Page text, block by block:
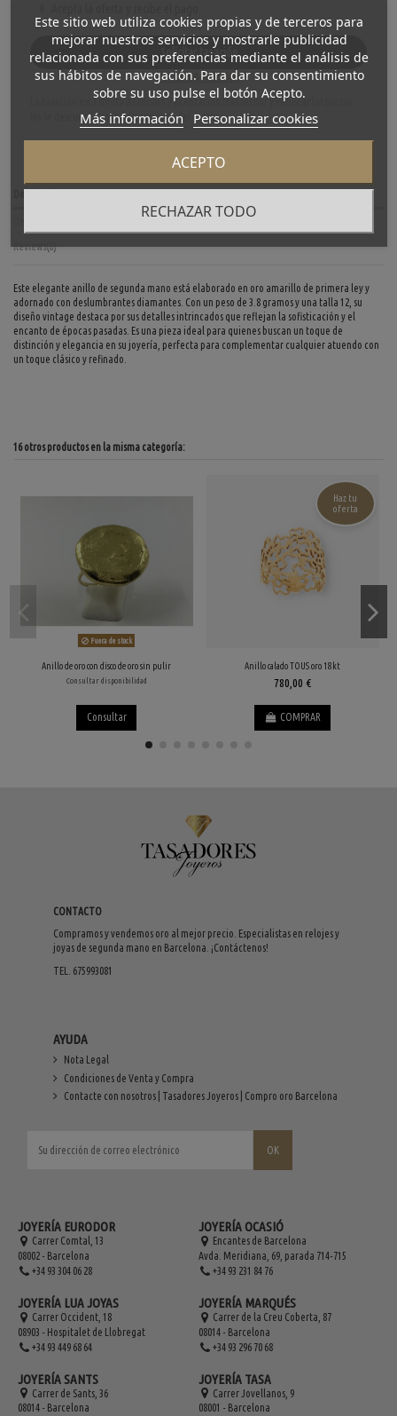
Solicitar tasación
Ver cómo funciona
La tasación está sujeta a revisión y aceptación tras recibir y verificar las piezas.
No se descuenta automáticamente del carrito.
Reviews(0)
Este elegante anillo de segunda mano está elaborado en oro amarillo de primera ley y
adornado con deslumbrantes diamantes. Con un peso de 3.8 gramos y una talla 12, su
diseño vintage destaca por sus detalles intrincados que reflejan la sofisticación y el
encanto de épocas pasadas. Es una pieza ideal para quienes buscan un toque de
distinción y elegancia en su joyería, perfecta para complementar cualquier atuendo con
un toque clásico y refinado.
16 otros productos en la misma categoría:
Fuera de stock
Anillo de oro con disco de oro sin pulir
Consultar disponibilidad
Consultar
Anillo calado TOUS oro 18kt
780,00 €
COMPRAR
Haz tu
oferta
CONTACTO
Compramos y vendemos oro al mejor precio. Especialistas en relojes y
joyas de segunda mano en Barcelona. ¡Contáctenos!
TEL. 675993081
AYUDA
Nota Legal
Condiciones de Venta y Compra
Contacte con nosotros | Tasadores Joyeros | Compro oro Barcelona
JOYERÍA EURODOR
Carrer Comtal, 13
08002 - Barcelona
+34 93 304 06 28
JOYERÍA LUA JOYAS
Carrer Occident, 18
08903 - Hospitalet de Llobregat
+34 93 449 68 64
JOYERÍA SANTS
Carrer de Sants, 36
08014 - Barcelona
JOYERÍA OCASIÓ
Encantes de Barcelona
Avda. Meridiana, 69, parada 714-715
+34 93 231 84 76
JOYERÍA MARQUÉS
Carrer de la Creu Coberta, 87
08014 - Barcelona
+34 93 296 70 68
JOYERÍA TASA
Carrer Jovellanos, 9
08001 - Barcelona
Este sitio web utiliza cookies propias y de terceros para
mejorar nuestros servicios y mostrarle publicidad
relacionada con sus preferencias mediante el análisis de
sus hábitos de navegación. Para dar su consentimiento
sobre su uso pulse el botón Acepto.
Más información Personalizar cookies
RECHAZAR TODO
ACEPTO